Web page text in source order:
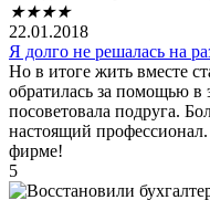
★★★★
22.01.2018
Я долго не решалась на
Но в итоге жить вместе
обратилась за помощью
посоветовала подруга.
настоящий
фирме!
5